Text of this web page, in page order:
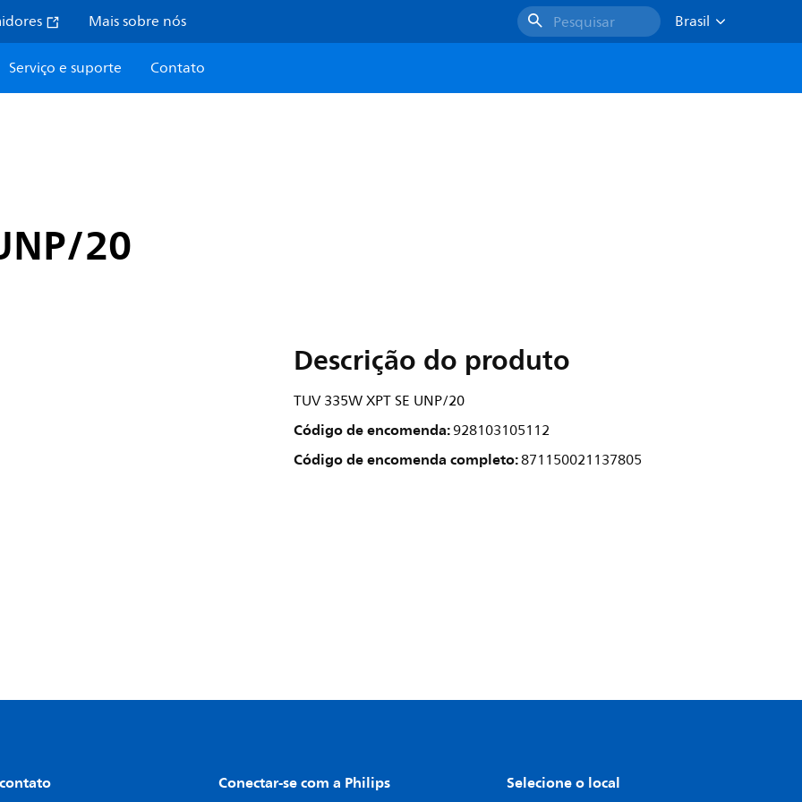
Mais sobre nós Pesquisar
Brasil
Serviço e suporte Contato
20
Descrição do produto
TUV 335W XPT SE UNP/20
Código de encomenda:928103105112
Código de encomenda completo:871150021137805
Conectar-se com a Philips Selecione o local